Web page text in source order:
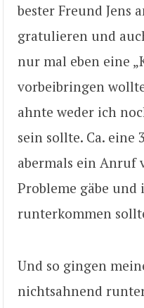
bester Freund Jens
gratulieren und
nur mal eben eine
vorbeibringen
ahnte weder ich
sein sollte. Ca. eine
abermals ein Anruf
Probleme gäbe und
runterkommen
Und so gingen
nichtsahnend